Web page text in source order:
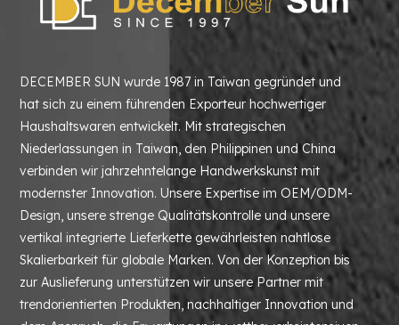
DECEMBER SUN wurde 1987 in Taiwan gegründet und
hat sich zu einem führenden Exporteur hochwertiger
Haushaltswaren entwickelt. Mit strategischen
Niederlassungen in Taiwan, den Philippinen und China
verbinden wir jahrzehntelange Handwerkskunst mit
modernster Innovation. Unsere Expertise im OEM/ODM-
Design, unsere strenge Qualitätskontrolle und unsere
vertikal integrierte Lieferkette gewährleisten nahtlose
Skalierbarkeit für globale Marken. Von der Konzeption bis
zur Auslieferung unterstützen wir unsere Partner mit
trendorientierten Produkten, nachhaltiger Innovation und